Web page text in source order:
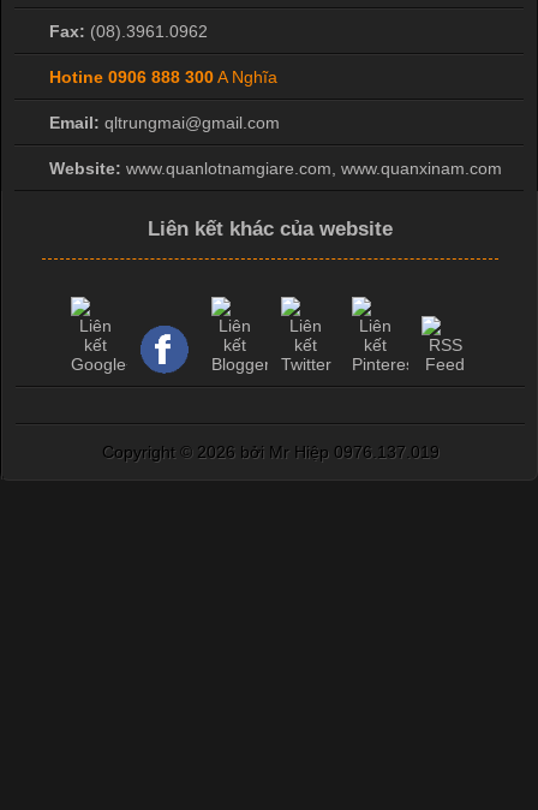
Fax: (08).3961.0962
Hotine 0906 888 300A Nghĩa
Email: qltrungmai@gmail.com
Website: www.quanlotnamgiare.com, www.quanxinam.com
Liên kết khác của website
Copyright © 2026 bởi Mr Hiệp 0976.137.019